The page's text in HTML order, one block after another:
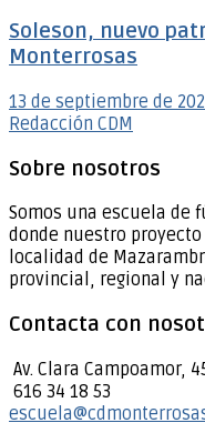
Soleson, nuevo
Monterrosas
13 de septiembre de
Redacción CDM
Sobre nosotros
Somos una escuela de
donde nuestro
localidad de
provincial, regional y
Contacta con
Av. Clara Campoamor,
616 34 18 53